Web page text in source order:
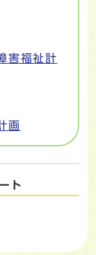
害福祉計
画
ト